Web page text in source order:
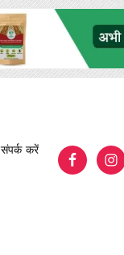
संपर्क करें